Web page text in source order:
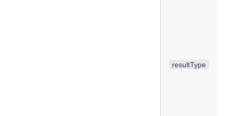
resultType